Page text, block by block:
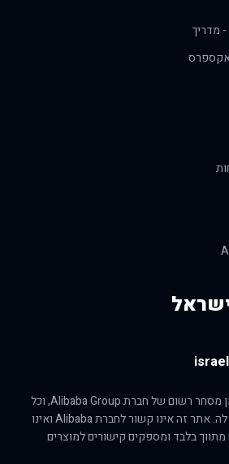
מדריך
אקספרס
הסימן AliExpress הוא סימן מסחר רשום של חברת Alibaba Group, וכל
הזכויות הנוגעות לו שמורות לה. אתר זה אינו קשור לחברת Alibaba ואינו
מתווך בלבד ומספקים קישורים למוצרים